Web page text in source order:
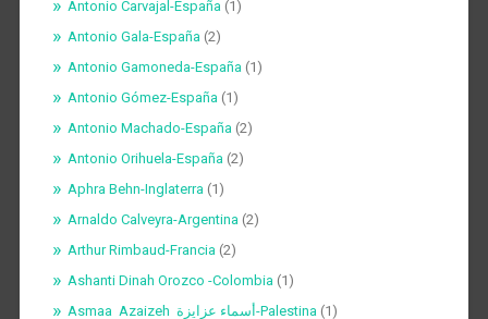
Antonio Carvajal-España (1)
Antonio Gala-España (2)
Antonio Gamoneda-España (1)
Antonio Gómez-España (1)
Antonio Machado-España (2)
Antonio Orihuela-España (2)
Aphra Behn-Inglaterra (1)
Arnaldo Calveyra-Argentina (2)
Arthur Rimbaud-Francia (2)
Ashanti Dinah Orozco -Colombia (1)
Asmaa Azaizeh أسماء عزايزة-Palestina (1)